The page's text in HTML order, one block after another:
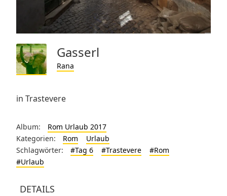
Gasserl
Rana
in Trastevere
Album:
Rom Urlaub 2017
Kategorien:
Rom
Urlaub
Schlagwörter:
#Tag 6 #Trastevere
#Rom
#Urlaub
DETAILS